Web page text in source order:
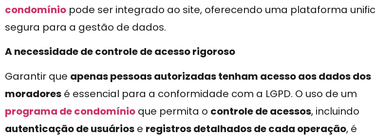
condomínio pode ser integrado ao site, oferecendo uma plataforma
segura para a gestão de dados.
A necessidade de controle de acesso rigoroso
Garantir que apenas pessoas autorizadas tenham acesso aos dados dos
moradores é essencial para a conformidade com a LGPD. O uso de um
programa de condomínio que permita o controle de acessos, incluindo
autenticação de usuários e registros detalhados de cada operação, é